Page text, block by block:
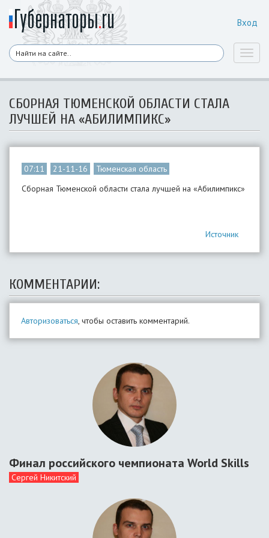
Вход
СБОРНАЯ ТЮМЕНСКОЙ ОБЛАСТИ СТАЛА
ЛУЧШЕЙ НА «АБИЛИМПИКС»
07:11 21-11-16
Тюменская область
Сборная Тюменской области стала лучшей на «Абилимпикс»
Источник
КОММЕНТАРИИ:
Авторизоваться, чтобы оставить комментарий.
Финал российского чемпионата World Skills
Сергей Никитский